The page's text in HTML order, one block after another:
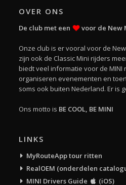
OVER ONS
De club met een voor de New
Onze club is er vooral voor de
zijn ook de Classic Mini rijders
biedt veel informatie voor de MINI
organiseren evenementen en
soms ook buiten Nederland. Er is
Ons motto is BE COOL, BE MINI
LINKS
MyRouteApp tour ritten
RealOEM (onderdelen
MINI Drivers Guide
(iOS)